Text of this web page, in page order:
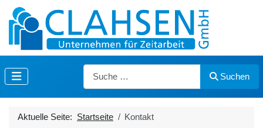
Suchen
Suchen
Aktuelle Seite: Startseite Kontakt